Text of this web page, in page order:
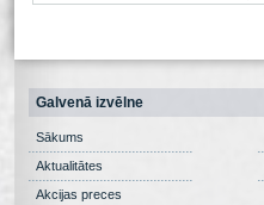
Galvenā izvēlne
Sākums
Aktualitātes
Akcijas preces